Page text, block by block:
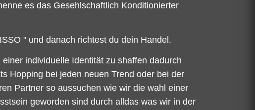
es das Gesehlschaftlich Konditionierter
" und danach richtest du dein Handel.
individuelle Identität zu shaffen dadurch
Hopping bei jeden neuen Trend oder bei der
Partner so aussuchen wie wir die wahl einer
geworden sind durch alldas was wir in der